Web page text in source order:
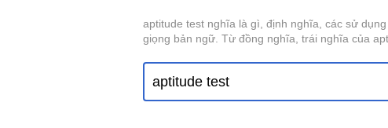
aptitude test nghĩa là gì, định nghĩa, các sử
giọng bản ngữ. Từ đồng nghĩa, trái nghĩa của